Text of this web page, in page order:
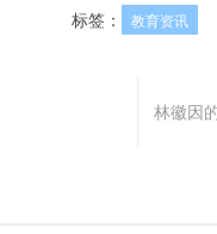
标签： 教育资讯
林徽因